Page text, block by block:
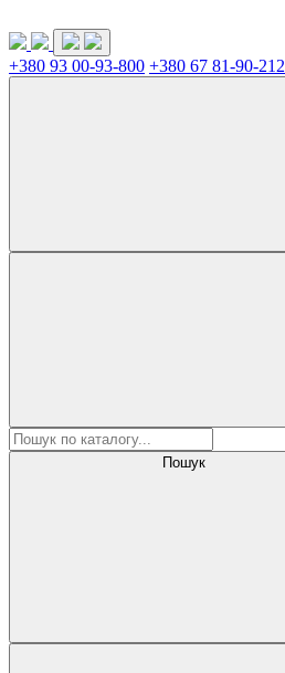
+380 93 00-93-800 +380 67 81-90-212
Пошук